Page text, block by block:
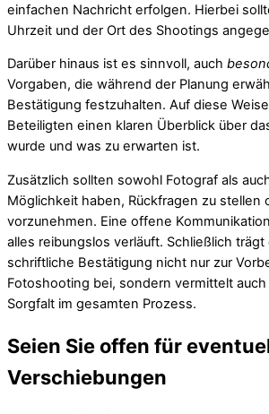
einfachen Nachricht erfolgen. Hierbei
Uhrzeit und der Ort des Shootings
Darüber hinaus ist es sinnvoll, auch
Vorgaben, die während der Planung
Bestätigung festzuhalten. Auf diese
Beteiligten einen klaren Überblick über
wurde und was zu erwarten ist.
Zusätzlich sollten sowohl Fotograf als
Möglichkeit haben, Rückfragen zu stellen
vorzunehmen. Eine offene
alles reibungslos verläuft. Schließlich trägt
schriftliche Bestätigung nicht nur zur
Fotoshooting bei, sondern vermittelt
Sorgfalt im gesamten Prozess.
Seien Sie offen für
Verschiebungen